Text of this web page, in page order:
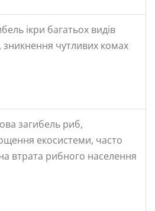
ікри багатьох видів
зникнення чутливих комах
загибель риб,
екосистеми, часто
втрата рибного населення